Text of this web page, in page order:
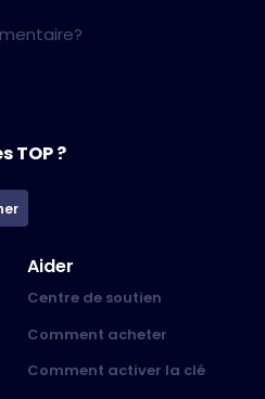
TOP ?
Aider
Centre de soutien
Comment acheter
Comment activer la clé